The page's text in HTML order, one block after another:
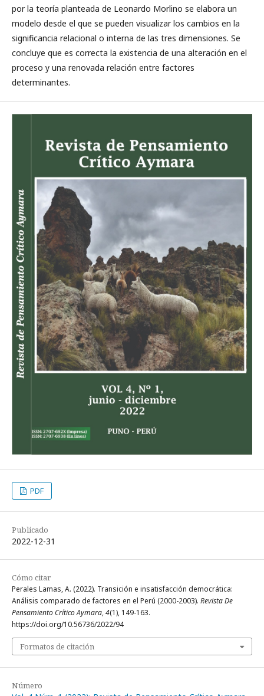
por la teoría planteada de Leonardo Morlino se elabora un
modelo desde el que se pueden visualizar los cambios en la
significancia relacional o interna de las tres dimensiones. Se
concluye que es correcta la existencia de una alteración en el
proceso y una renovada relación entre factores
determinantes.
PDF
Publicado
2022-12-31
Cómo citar
Perales Lamas, A. (2022). Transición e insatisfacción democrática:
Análisis comparado de factores en el Perú (2000-2003). Revista De
Pensamiento Crítico Aymara,4(1), 149-163.
https://doi.org/10.56736/2022/94
Formatos de citación
Número